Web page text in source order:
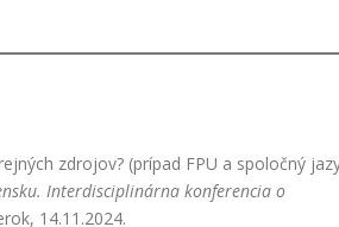
zdrojov? (prípad FPU a spoločný
Interdisciplinárna konferencia o
14.11.2024.